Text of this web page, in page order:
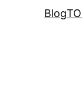
Blog